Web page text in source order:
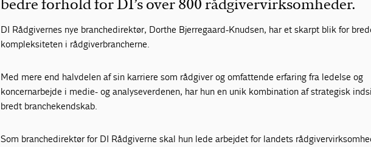
bedre forhold for DI’s over 800 rådgivervirksomheder.
DI Rådgivernes nye branchedirektør, Dorthe Bjerregaard-Knudsen, har et skarpt blik for
kompleksiteten i rådgiverbrancherne.
Med mere end halvdelen af sin karriere som rådgiver og omfattende erfaring fra ledelse og
koncernarbejde i medie- og analyseverdenen, har hun en unik kombination af strategisk
bredt branchekendskab.
Som branchedirektør for DI Rådgiverne skal hun lede arbejdet for landets